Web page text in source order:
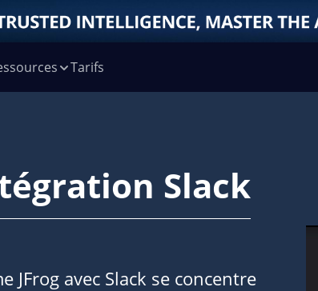
Tarifs
Slack
JFrog avec Slack se concentre